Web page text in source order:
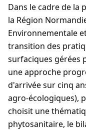
Dans le cadre de la
la Région
Environnementale
transition des
surfaciques gérées
une approche
d'arrivée sur cinq
agro-écologiques),
choisit une
phytosanitaire, le